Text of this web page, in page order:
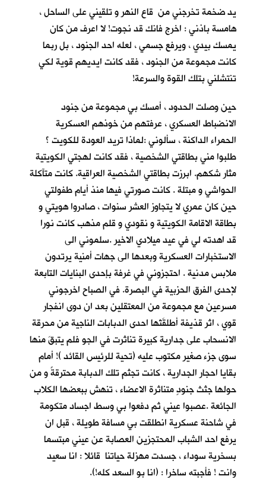
يد ضخمة تخرجني من قاع النهر و تلقيني على الساحل ،
هامسة باذني : اخرج فانك قد نجوت! لا اعرف من كان
يمسك بيدي ، ويرفع جسمي ، لعله احد الجنود ، بل ربما
كانت مجموعة من الجنود ، فقد كانت ايديهم قوية لكي
تنتشلني بتلك القوة والسرعة!
حين وصلت الحدود ، أمسك بي مجموعة من جنود
الانضباط العسكري ، عرفتهم من خوذهم العسكرية
الحمراء الداكنة ، سألوني :لماذا تريد العودة للكويت ؟
طلبوا مني بطاقتي الشخصية ، فقد كانت لهجتي الكويتية
مثار شكهم. ابرزت بطاقتي الشخصية العراقية. كانت متآكلة
الحواشي و مبتلة . كانت صورتي فيها منذ أيام طفولتي
حين كان عمري لا يتجاوز العشر سنوات ، صادروا هويتي و
بطاقة الاقامة الكويتية و نقودي و قلم مذهب كانت نورا
قد اهدته لي في عيد ميلادي الاخير .سلموني الى
الاستخبارات العسكرية وبعدها الى جهات أمنية يرتدون
ملابس مدنية . احتجزوني في غرفة بإحدى البنايات التابعة
لإحدى الفرق الحزبية في البصرة. في الصباح اخرجوني
مسرعين مع مجموعة من المعتقلين بعد ان دوى انفجار
قوي ، اثر قذيفة أطلقَتْها احدى الدبابات الناجية من محرقة
الانسحاب على جدارية كبيرة تناثرت في الجو فلم يتبقَ منها
سوى جزء صغير مكتوب عليه (تحية للرئيس القائد )! أمام
بقايا احجار الجدارية ، كانت تجثم تلك الدبابة محترقةً و من
حولها جثث جنودٍ متناثرة الاعضاء ، تنهش ببعضها الكلاب
الجائعة .عصبوا عيني ثم دفعوا بي وسط اجساد متكومة
في شاحنة عسكرية انطلقت بي مسافة طويلة ، قبل ان
يرفع احد الشباب المحتجزين العصابة عن عيني مبتسما
بسخرية سوداء ، جسدت مهزلة حياتنا قائلا : انا سعيد
وانت ! فأجبته ساخرا : (انا بو السعد كله!).